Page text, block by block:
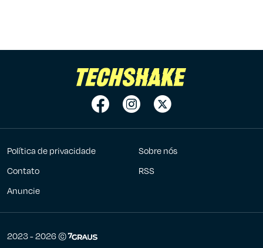
Política de privacidade
Sobre nós
Contato
RSS
Anuncie
2023 - 2026 ©7Graus